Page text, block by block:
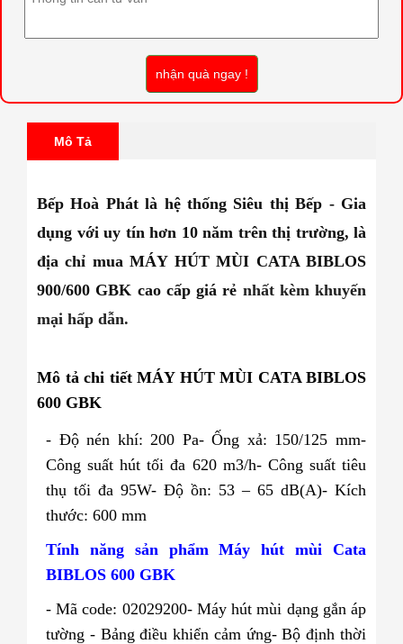
nhận quà ngay !
Mô Tả
Bếp Hoà Phát là hệ thống Siêu thị Bếp - Gia
dụng với uy tín hơn 10 năm trên thị trường, là
địa chỉ mua MÁY HÚT MÙI CATA BIBLOS
900/600 GBK cao cấp giá rẻ nhất kèm khuyến
mại hấp dẫn.
Mô tả chi tiết MÁY HÚT MÙI CATA BIBLOS
600 GBK
- Độ nén khí: 200 Pa- Ống xả: 150/125 mm-
Công suất hút tối đa 620 m3/h- Công suất tiêu
thụ tối đa 95W- Độ ồn: 53 – 65 dB(A)- Kích
thước: 600 mm
Tính năng sản phẩm Máy hút mùi Cata
BIBLOS 600 GBK
- Mã code: 02029200- Máy hút mùi dạng gắn áp
tường - Bảng điều khiển cảm ứng- Bộ định thời